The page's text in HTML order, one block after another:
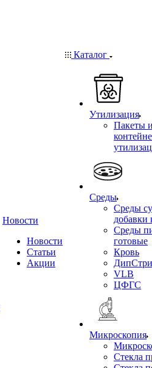
Новости
Новости
Статьи
Акции
Каталог
Утилизация
Пакеты
Среды
Среды
добавки
Среды
готовые
Кровь
VLB
ЦФГС
Микроскопия
Стекла